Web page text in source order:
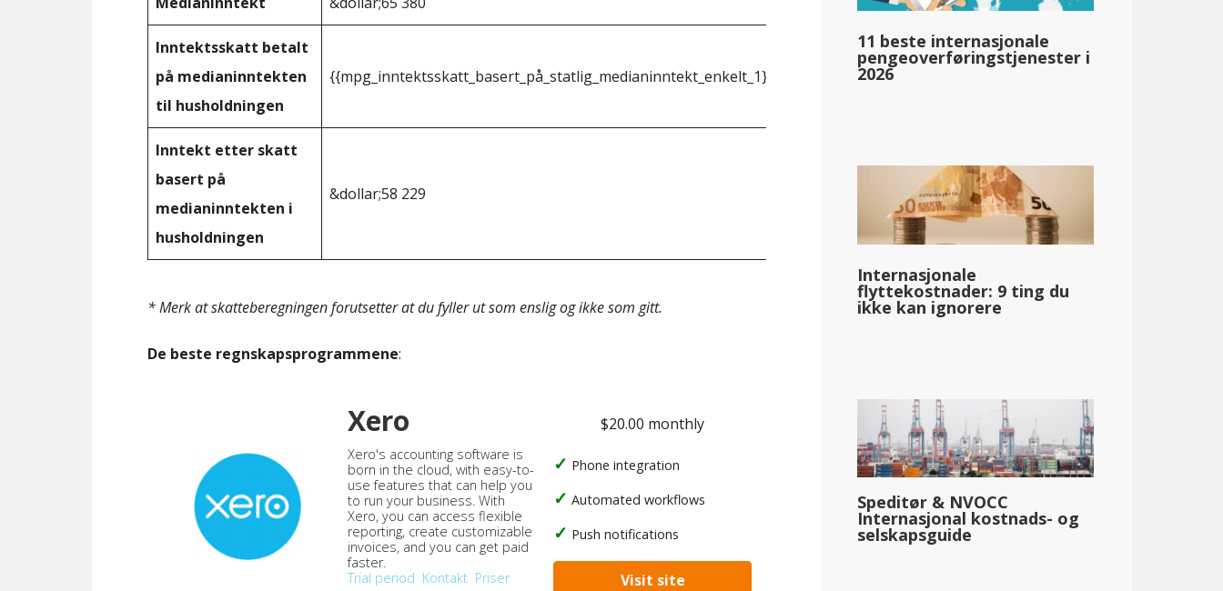
Inntektsskatt betalt
på medianinntekten
til husholdningen
{{mpg_inntektsskatt_basert_på_statlig_medianinntekt_enkelt_1}}
Inntekt etter skatt
basert på
medianinntekten i
husholdningen
&dollar;58 229
* Merk at skatteberegningen forutsetter at du fyller ut som enslig og ikke som gitt.
De beste regnskapsprogrammene:
Xero
Xero's accounting software is
born in the cloud, with easy-to-
use features that can help you
to run your business. With
Xero, you can access flexible
reporting, create customizable
invoices, and you can get paid
faster.
Trial period Kontakt Priser
$20.00 monthly
Phone integration
Automated workflows
Push notifications
Visit site
11 beste internasjonale
pengeoverføringstjenester i
2026
Internasjonale
flyttekostnader: 9 ting du
ikke kan ignorere
Speditør & NVOCC
Internasjonal kostnads- og
selskapsguide